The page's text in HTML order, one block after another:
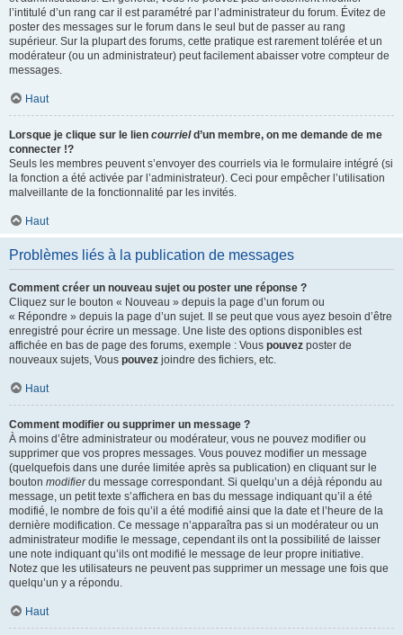
l’intitulé d’un rang car il est paramétré par l’administrateur du forum. Évitez de
poster des messages sur le forum dans le seul but de passer au rang
supérieur. Sur la plupart des forums, cette pratique est rarement tolérée et un
modérateur (ou un administrateur) peut facilement abaisser votre compteur de
messages.
Haut
Lorsque je clique sur le lien courrield’un membre, on me demande de me
connecter !?
Seuls les membres peuvent s’envoyer des courriels via le formulaire intégré (si
la fonction a été activée par l’administrateur). Ceci pour empêcher l’utilisation
malveillante de la fonctionnalité par les invités.
Haut
Problèmes liés à la publication de messages
Comment créer un nouveau sujet ou poster une réponse ?
Cliquez sur le bouton « Nouveau » depuis la page d’un forum ou
« Répondre » depuis la page d’un sujet. Il se peut que vous ayez besoin d’être
enregistré pour écrire un message. Une liste des options disponibles est
affichée en bas de page des forums, exemple : Vous pouvez poster de
nouveaux sujets, Vous pouvez joindre des fichiers, etc.
Haut
Comment modifier ou supprimer un message ?
À moins d’être administrateur ou modérateur, vous ne pouvez modifier ou
supprimer que vos propres messages. Vous pouvez modifier un message
(quelquefois dans une durée limitée après sa publication) en cliquant sur le
bouton modifierdu message correspondant. Si quelqu’un a déjà répondu au
message, un petit texte s’affichera en bas du message indiquant qu’il a été
modifié, le nombre de fois qu’il a été modifié ainsi que la date et l’heure de la
dernière modification. Ce message n’apparaîtra pas si un modérateur ou un
administrateur modifie le message, cependant ils ont la possibilité de laisser
une note indiquant qu’ils ont modifié le message de leur propre initiative.
Notez que les utilisateurs ne peuvent pas supprimer un message une fois que
quelqu’un y a répondu.
Haut